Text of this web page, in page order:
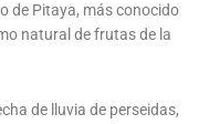
de Pitaya, más conocido
natural de frutas de la
de lluvia de perseidas,